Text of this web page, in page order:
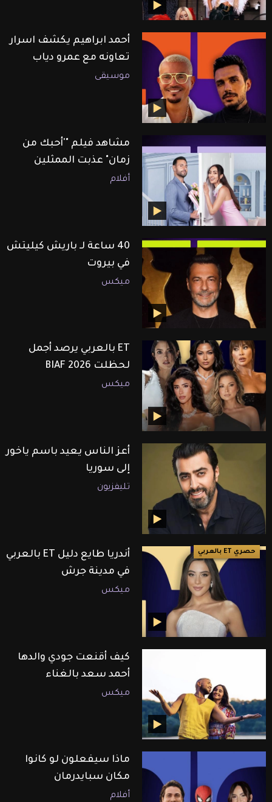
أحمد ابراهيم يكشف اسرار
تعاونه مع عمرو دياب
موسيقى
مشاهد فيلم "'أحبك من
زمان" عذبت الممثلين
أفلام
40 ساعة لـ باريش كيليتش
في بيروت
ميكس
ET بالعربي يرصد أجمل
لحظلت BIAF 2026
ميكس
أعز الناس يعيد باسم ياخور
إلى سوريا
تليفزيون
حصري ET بالعربي
أندريا طايع دليل ET بالعربي
في مدينة جرش
ميكس
كيف أقنعت جودي والدها
أحمد سعد بالغناء
ميكس
ماذا سيفعلون لو كانوا
مكان سبايدرمان
أفلام